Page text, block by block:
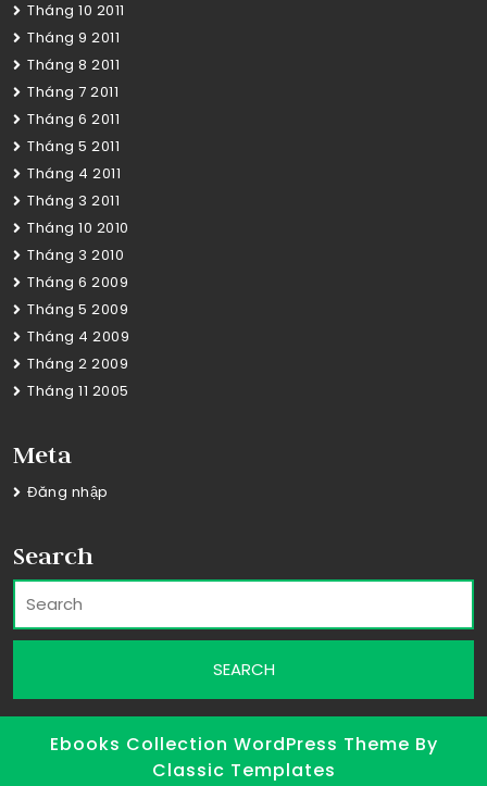
Tháng 10 2011
Tháng 9 2011
Tháng 8 2011
Tháng 7 2011
Tháng 6 2011
Tháng 5 2011
Tháng 4 2011
Tháng 3 2011
Tháng 10 2010
Tháng 3 2010
Tháng 6 2009
Tháng 5 2009
Tháng 4 2009
Tháng 2 2009
Tháng 11 2005
Meta
Đăng nhập
Search
Ebooks Collection WordPress Theme By
Classic Templates